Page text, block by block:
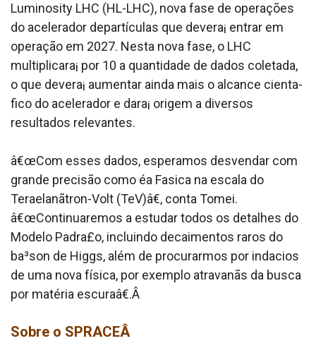
Luminosity LHC (HL-LHC), nova fase de operações
do acelerador departículas que devera¡ entrar em
operação em 2027. Nesta nova fase, o LHC
multiplicara¡ por 10 a quantidade de dados coletada,
o que devera¡ aumentar ainda mais o alcance cienta­
fico do acelerador e dara¡ origem a diversos
resultados relevantes.
â€œCom esses dados, esperamos desvendar com
grande precisão como éa Fa­sica na escala do
Teraelanãtron-Volt (TeV)â€, conta Tomei.
â€œContinuaremos a estudar todos os detalhes do
Modelo Padra£o, incluindo decaimentos raros do
ba³son de Higgs, além de procurarmos por inda­cios
de uma nova física, por exemplo atravanãs da busca
por matéria escuraâ€.Â
Sobre o SPRACEÂ